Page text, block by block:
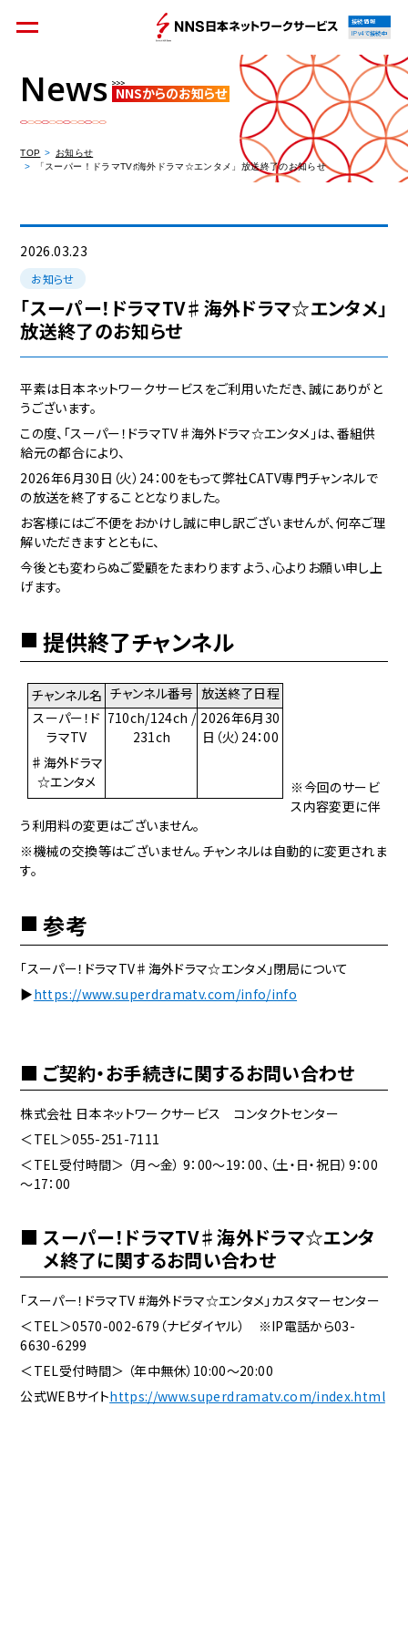
集合住宅オーナーの方
法人のお客様 料金シミュレーション
接続情報
IPv4で接続中
News NNSからのお知らせ
TOP
お知らせ
「スーパー！ドラマTV♯海外ドラマ☆エンタメ」放送終了のお知らせ
2026.03.23
お知らせ
「スーパー！ドラマTV♯海外ドラマ☆エンタメ」
放送終了のお知らせ
平素は日本ネットワークサービスをご利用いただき、誠にありがと
うございます。
この度、「スーパー！ドラマTV♯海外ドラマ☆エンタメ」は、番組供
給元の都合により、
2026年6月30日（火）24：00をもって弊社CATV専門チャンネルで
の放送を終了することとなりました。
お客様にはご不便をおかけし誠に申し訳ございませんが、何卒ご理
解いただきますとともに、
今後とも変わらぬご愛顧をたまわりますよう、心よりお願い申し上
げます。
提供終了チャンネル
チャンネル名 チャンネル番号 放送終了日程
スーパー！ド
ラマTV
♯海外ドラマ
☆エンタメ
710ch/124ch /
231ch
2026年6月30
日（火）24：00
※今回のサービ
ス内容変更に伴
う利用料の変更はございません。
※機械の交換等はございません。チャンネルは自動的に変更されま
す。
参考
「スーパー！ドラマTV♯海外ドラマ☆エンタメ」閉局について
▶https://www.superdramatv.com/info/info
ご契約・お手続きに関するお問い合わせ
株式会社 日本ネットワークサービス コンタクトセンター
＜TEL＞055-251-7111
＜TEL受付時間＞ （月～金） 9：00～19：00、（土・日・祝日）9：00
～17：00
スーパー！ドラマTV♯海外ドラマ☆エンタ
メ終了に関するお問い合わせ
「スーパー！ドラマTV #海外ドラマ☆エンタメ」カスタマーセンター
＜TEL＞0570-002-679（ナビダイヤル） ※IP電話から03-
6630-6299
＜TEL受付時間＞ （年中無休）10:00～20:00
公式WEBサイトhttps://www.superdramatv.com/index.html